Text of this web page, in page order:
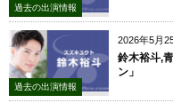
過去の出演情報
2026年5月
過去の出演情報
鈴木裕斗,
ン」